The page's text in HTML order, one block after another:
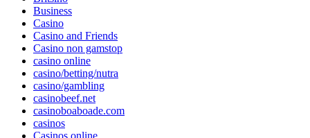
Business
Casino
Casino and Friends
Casino non gamstop
casino online
casino/betting/nutra
casino/gambling
casinobeef.net
casinoboaboade.com
casinos